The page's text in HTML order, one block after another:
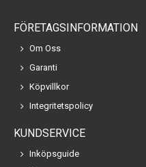
FÖRETAGSINFORMATION
Om Oss
Garanti
Köpvillkor
Integritetspolicy
KUNDSERVICE
Inköpsguide